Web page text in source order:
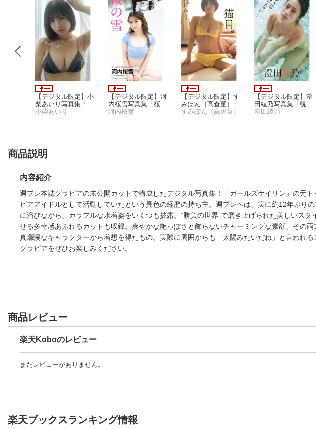
【デジタル限定】小
柴あいり写真集「プ
ロローグ」
小柴あいり
【デジタル限定】河
内桜雪写真集「桜の
雪」
河内桜雪
【デジタル限定】す
みぽん（高倉菫）写
真集「猫目。」
すみぽん（高倉菫）
【デジタル限定】澄
田綾乃写真集「覗い
てはいけな
澄田綾乃
商品説明
内容紹介
週プレ本誌グラビアの未公開カットで構成したデジタル写真集！「ガールズケイリン」の元
ビアアイドルとして活動していたという異色の経歴の持ち主。週プレへは、実に約12年ぶり
に浴びながら、カラフルな水着姿をいくつも披露。“勝負の世界”で磨き上げられた美しいス
せる多幸感あふれるカットも収録。爽やかな艶っぽさと飾らないチャーミングな素顔、その
真爛漫なキャラクターから着想を得たもの。実際に周囲からも「太陽みたいだね」と言われ
グラビアをぜひお楽しみください。
商品レビュー
楽天Koboのレビュー
まだレビューがありません。
楽天ブックスランキング情報